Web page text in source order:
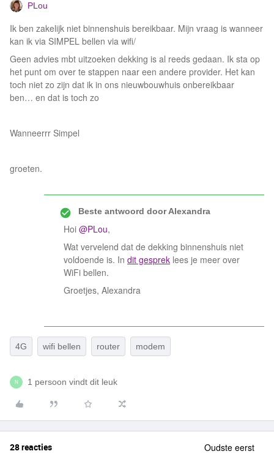
PLou
Ik ben zakelijk niet binnenshuis bereikbaar. Mijn vraag is wanneer
kan ik via SIMPEL bellen via wifi/
Geen advies mbt uitzoeken dekking is al reeds gedaan. Ik sta op
het punt om over te stappen naar een andere provider. Het kan
toch niet zo zijn dat ik in ons nieuwbouwhuis onbereikbaar
ben… en dat is toch zo
Wanneerrr Simpel
groeten.
Beste antwoord doorAlexandra
Hoi @PLou,
Wat vervelend dat de dekking binnenshuis niet
voldoende is. In dit gesprek lees je meer over
WiFi bellen.
Groetjes, Alexandra
4G wifi bellen router modem
N 1 persoon vindt dit leuk
28 reacties Oudste eerst